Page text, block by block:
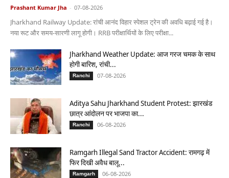
Prashant Kumar Jha - 07-08-2026
Jharkhand Railway Update: रांची आनंद विहार स्पेशल ट्रेन की अवधि बढ़ाई गई है।
नया रूट और समय-सारणी लागू होगी। RRB परीक्षार्थियों के लिए परीक्षा...
Jharkhand Weather Update: आज गरज चमक के साथ
होगी बारिश, रांची...
Ranchi 07-08-2026
Aditya Sahu Jharkhand Student Protest: झारखंड
छात्र आंदोलन पर भाजपा का...
Ranchi 06-08-2026
Ramgarh Illegal Sand Tractor Accident: रामगढ़ में
फिर दिखी अवैध बालू...
Ramgarh 06-08-2026